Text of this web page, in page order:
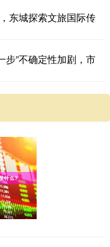
东城探索文旅国际传
步”不确定性加剧，市